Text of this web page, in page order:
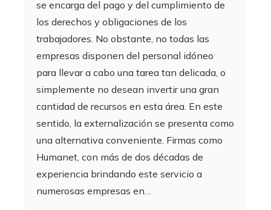
se encarga del pago y del cumplimiento de
los derechos y obligaciones de los
trabajadores. No obstante, no todas las
empresas disponen del personal idóneo
para llevar a cabo una tarea tan delicada, o
simplemente no desean invertir una gran
cantidad de recursos en esta área. En este
sentido, la externalización se presenta como
una alternativa conveniente. Firmas como
Humanet, con más de dos décadas de
experiencia brindando este servicio a
numerosas empresas en…